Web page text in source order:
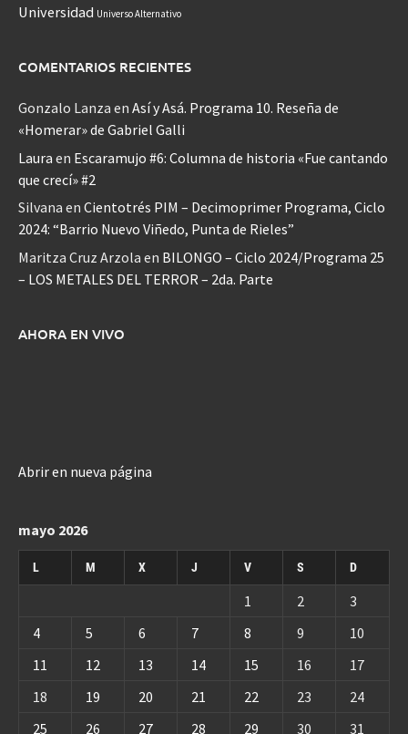
Universidad Universo Alternativo
COMENTARIOS RECIENTES
Gonzalo Lanza en Así y Asá. Programa 10. Reseña de
«Homerar» de Gabriel Galli
Laura en Escaramujo #6: Columna de historia «Fue cantando
que crecí» #2
Silvana en Cientotrés PIM – Decimoprimer Programa, Ciclo
2024: “Barrio Nuevo Viñedo, Punta de Rieles”
Maritza Cruz Arzola en BILONGO – Ciclo 2024/Programa 25
– LOS METALES DEL TERROR – 2da. Parte
AHORA EN VIVO
Abrir en nueva página
mayo 2026
L M X J V S D
1 2
3
4
5 6 7 8 9
10
11
12 13 14 15 16
17
18
19 20 21 22 23
24
25
26 27 28 29 30 31